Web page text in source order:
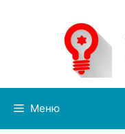
содержимому
Меню